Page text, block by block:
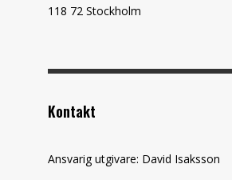
118 72 Stockholm
Kontakt
Ansvarig utgivare: David Isaksson